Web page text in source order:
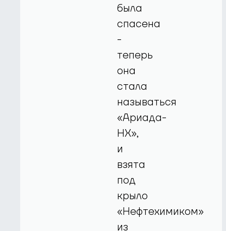
была
спасена
-
теперь
она
стала
называться
«Ариада-
НХ»,
и
взята
под
крыло
«Нефтехимиком»
из